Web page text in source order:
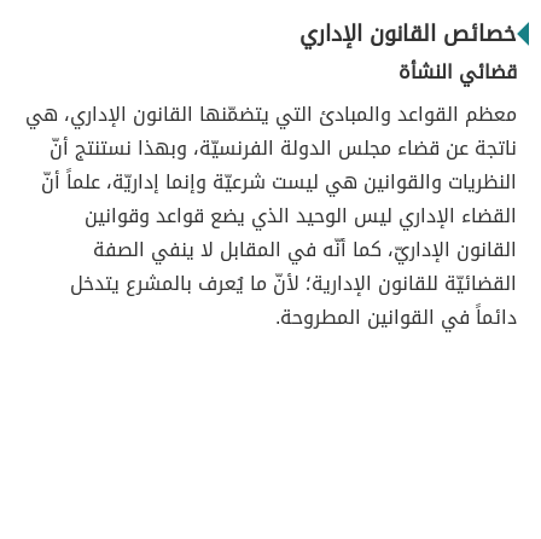
خصائص القانون الإداري
قضائي النشأة
معظم القواعد والمبادئ التي يتضمّنها القانون الإداري، هي
ناتجة عن قضاء مجلس الدولة الفرنسيّة، وبهذا نستنتج أنّ
النظريات والقوانين هي ليست شرعيّة وإنما إداريّة، علماً أنّ
القضاء الإداري ليس الوحيد الذي يضع قواعد وقوانين
القانون الإداريّ، كما أنّه في المقابل لا ينفي الصفة
القضائيّة للقانون الإدارية؛ لأنّ ما يُعرف بالمشرع يتدخل
دائماً في القوانين المطروحة.